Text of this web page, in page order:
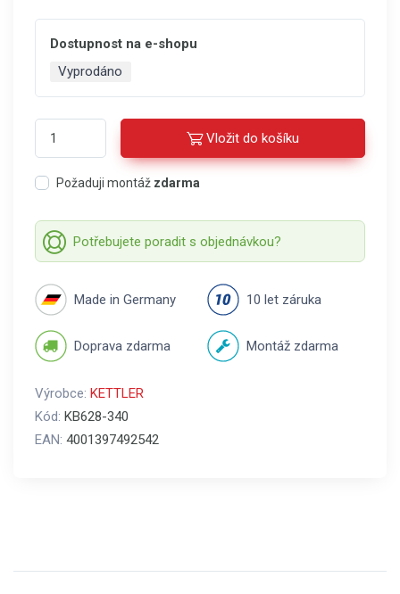
Dostupnost na e-shopu
Vyprodáno
Vložit do košíku
Požaduji montáž zdarma
Potřebujete poradit s objednávkou?
Made in Germany 10 let záruka
Doprava zdarma Montáž zdarma
Výrobce: KETTLER
Kód: KB628-340
EAN: 4001397492542